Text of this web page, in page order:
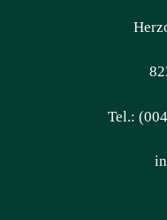
Tel.: